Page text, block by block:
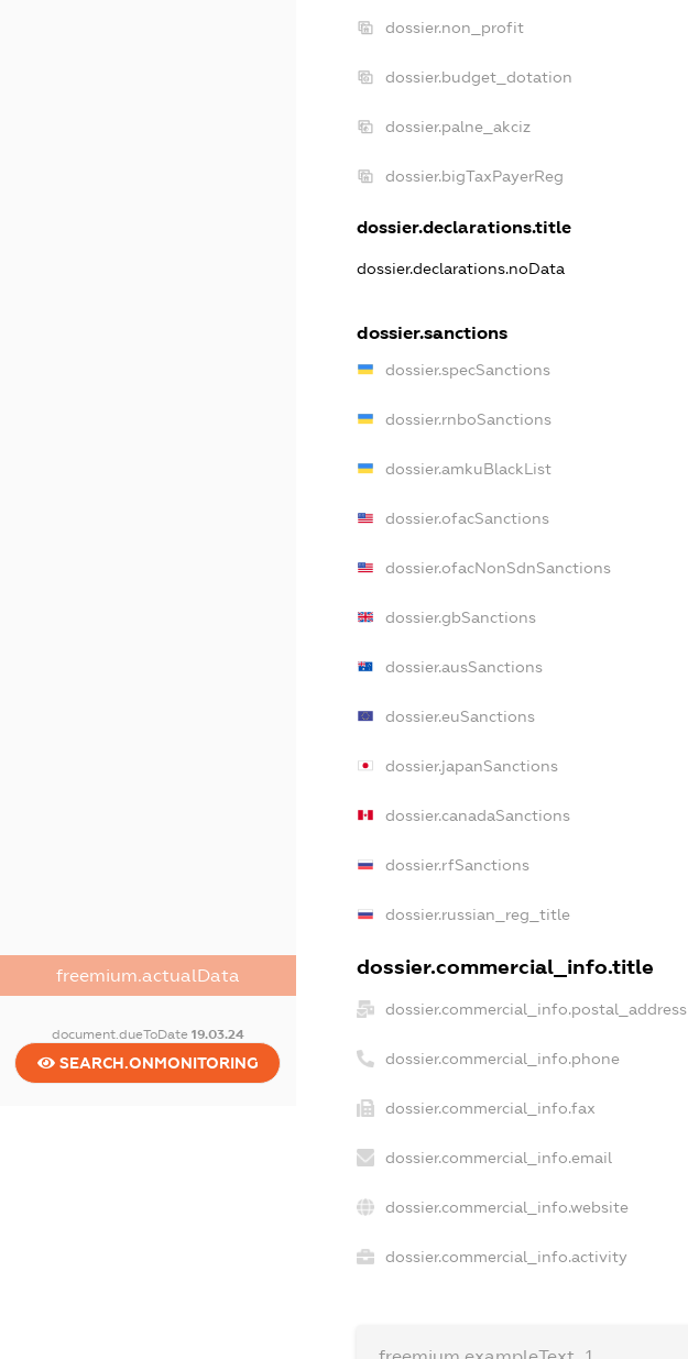
freemium.actualData
document.dueToDate 19.03.24
SEARCH.ONMONITORING
dossier.non_profit
dossier.budget_dotation
dossier.palne_akciz
dossier.bigTaxPayerReg
dossier.declarations.title
dossier.declarations.noData
dossier.sanctions
dossier.specSanctions
dossier.rnboSanctions
dossier.amkuBlackList
dossier.ofacSanctions
dossier.ofacNonSdnSanctions
dossier.gbSanctions
dossier.ausSanctions
dossier.euSanctions
dossier.japanSanctions
dossier.canadaSanctions
dossier.rfSanctions
dossier.russian_reg_title
dossier.commercial_info.title
dossier.commercial_info.postal_address
dossier.commercial_info.phone
dossier.commercial_info.fax
dossier.commercial_info.email
dossier.commercial_info.website
dossier.commercial_info.activity